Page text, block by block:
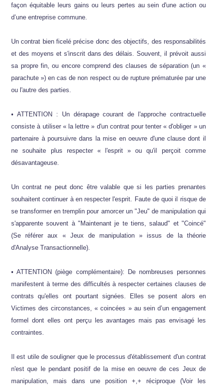
façon équitable leurs gains ou leurs pertes au sein d'une action ou
d’une entreprise commune.
Un contrat bien ficelé précise donc des objectifs, des responsabilités
et des moyens et s'inscrit dans des délais. Souvent, il prévoit aussi
sa propre fin, ou encore comprend des clauses de séparation (un «
parachute ») en cas de non respect ou de rupture prématurée par une
ou l'autre des parties.
• ATTENTION : Un dérapage courant de l'approche contractuelle
consiste à utiliser « la lettre » d'un contrat pour tenter « d'obliger » un
partenaire à poursuivre dans la mise en oeuvre d'une clause dont il
ne souhaite plus respecter « l'esprit » ou qu'il perçoit comme
désavantageuse.
Un contrat ne peut donc être valable que si les parties prenantes
souhaitent continuer à en respecter l'esprit. Faute de quoi il risque de
se transformer en tremplin pour amorcer un "Jeu" de manipulation qui
s'apparente souvent à "Maintenant je te tiens, salaud" et "Coincé"
(Se référer aux « Jeux de manipulation » issus de la théorie
d'Analyse Transactionnelle).
• ATTENTION (piège complémentaire): De nombreuses personnes
manifestent à terme des difficultés à respecter certaines clauses de
contrats qu'elles ont pourtant signées. Elles se posent alors en
Victimes des circonstances, « coincées » au sein d’un engagement
formel dont elles ont perçu les avantages mais pas envisagé les
contraintes.
Il est utile de souligner que le processus d'établissement d'un contrat
n'est que le pendant positif de la mise en oeuvre de ces Jeux de
manipulation, mais dans une position +,+ réciproque (Voir les